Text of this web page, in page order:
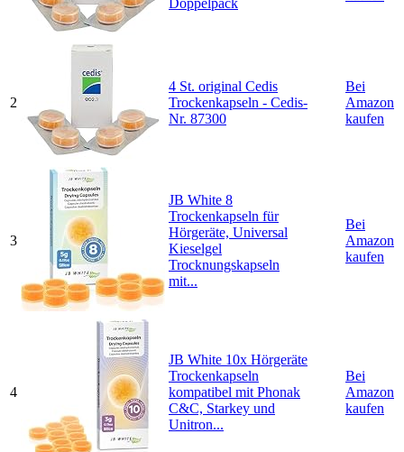
2
4 St. original Cedis
Trockenkapseln - Cedis-
Nr. 87300
Bei
Amazon
kaufen
3
JB White 8
Trockenkapseln für
Hörgeräte, Universal
Kieselgel
Trocknungskapseln
mit...
Bei
Amazon
kaufen
4
JB White 10x Hörgeräte
Trockenkapseln
kompatibel mit Phonak
C&C, Starkey und
Unitron...
Bei
Amazon
kaufen